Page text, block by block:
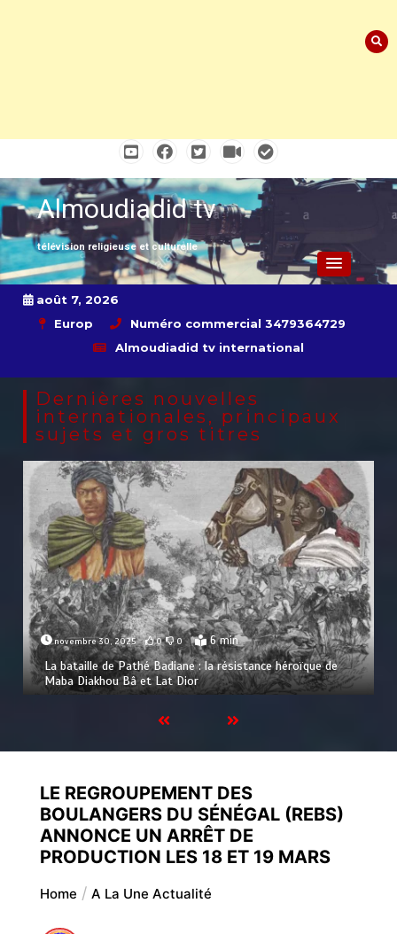
content
Almoudiadid tv
télévision religieuse et culturelle
août 7, 2026
Europ
Numéro commercial 3479364729
Almoudiadid tv international
Dernières nouvelles
internationales, principaux
sujets et gros titres
novembre 30, 2025 0 0 6 min
La bataille de Pathé Badiane : la résistance héroïque de
Maba Diakhou Bâ et Lat Dior
LE REGROUPEMENT DES
BOULANGERS DU SÉNÉGAL (REBS)
ANNONCE UN ARRÊT DE
PRODUCTION LES 18 ET 19 MARS
Home A La Une Actualité